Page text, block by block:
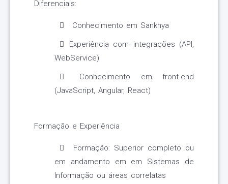
Diferenciais:
Conhecimento em Sankhya
Experiência com integrações (API,
WebService)
Conhecimento em front-end
(JavaScript, Angular, React)
Formação e Experiência
Formação: Superior completo ou
em andamento em em Sistemas de
Informação ou áreas correlatas